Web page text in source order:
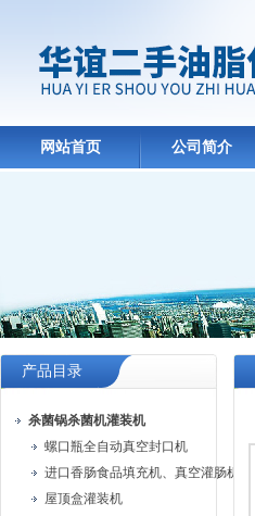
网站首页 公司简介
产品目录
杀菌锅杀菌机灌装机
螺口瓶全自动真空封口机
进口香肠食品填充机、真空灌肠机
屋顶盒灌装机